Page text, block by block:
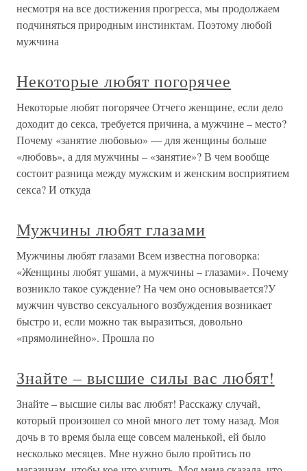
несмотря на все достижения прогресса, мы продолжаем
подчиняться природным инстинктам. Поэтому любой
мужчина
Некоторые любят погорячее
Некоторые любят погорячее Отчего женщине, если дело
доходит до секса, требуется причина, а мужчине – место?
Почему «занятие любовью» — для женщины больше
«любовь», а для мужчины – «занятие»? В чем вообще
состоит разница между мужским и женским восприятием
секса? И откуда
Мужчины любят глазами
Мужчины любят глазами Всем известна поговорка:
«Женщины любят ушами, а мужчины – глазами». Почему
возникло такое суждение? На чем оно основывается?У
мужчин чувство сексуального возбуждения возникает
быстро и, если можно так выразиться, довольно
«прямолинейно». Прошла по
Знайте – высшие силы вас любят!
Знайте – высшие силы вас любят! Расскажу случай,
который произошел со мной много лет тому назад. Моя
дочь в то время была еще совсем маленькой, ей было
несколько месяцев. Мне нужно было пройтись по